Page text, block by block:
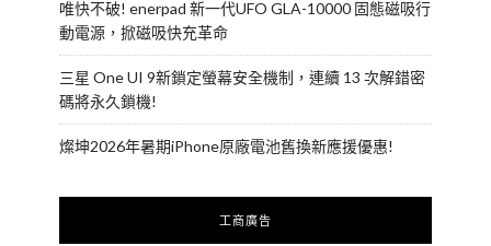
唯快不破! enerpad 新一代UFO GLA-10000 固態磁吸行
動電源，掀磁吸快充革命
三星 One UI 9新鎖定螢幕安全機制，連續 13 次解錯密
碼將永久鎖機!
燦坤2026年暑期iPhone原廠電池舊換新應援優惠!
工商廣告